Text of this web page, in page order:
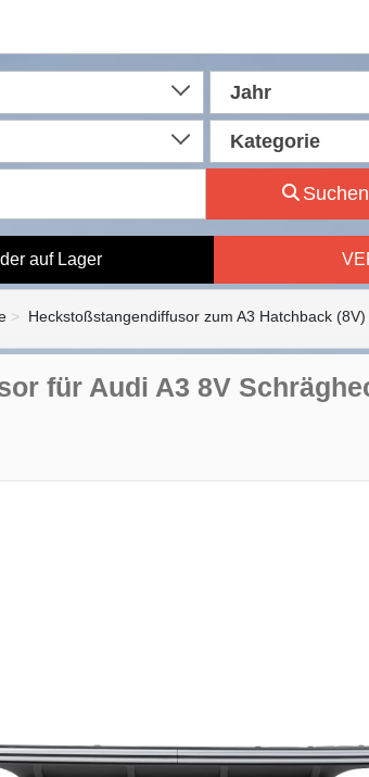
Jahr
Kategorie
Suchen
auf Lager
Heckstoßstangendiffusor zum A3 Hatchback
für Audi A3 8V